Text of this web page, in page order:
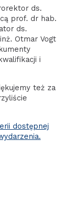
ds.
prof. dr hab.
ds.
Otmar Vogt
i
też za
dostępnej